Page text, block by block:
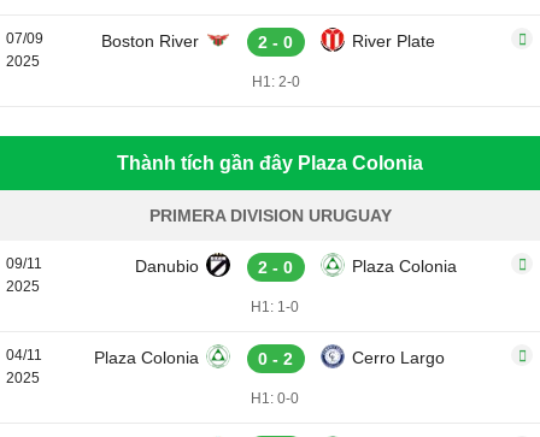
07/09
2025
Boston River 2 - 0 River Plate
H1: 2-0
Thành tích gần đây Plaza Colonia
PRIMERA DIVISION URUGUAY
09/11
2025
Danubio 2 - 0 Plaza Colonia
H1: 1-0
04/11
2025
Plaza Colonia 0 - 2 Cerro Largo
H1: 0-0